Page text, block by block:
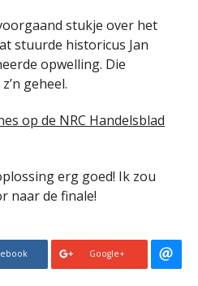
stukje over het
stuurde historicus Jan
opwelling. Die
geheel.
op de NRC Handelsblad
erg goed! Ik zou
naar de finale!
Google+